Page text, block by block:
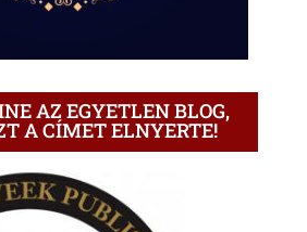
AZ EGYETLEN BLOG,
A CÍMET ELNYERTE!